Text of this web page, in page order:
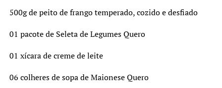
500g de peito de frango temperado, cozido e desfiado
01 pacote de Seleta de Legumes Quero
01 xícara de creme de leite
06 colheres de sopa de Maionese Quero